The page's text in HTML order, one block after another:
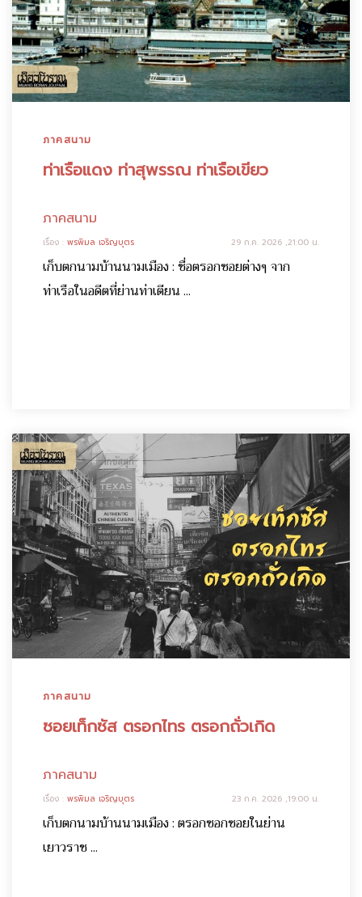
ภาคสนาม
ท่าเรือแดง ท่าสุพรรณ ท่าเรือเขียว
ภาคสนาม
เรื่อง : พรพิมล เจริญบุตร 29 ก.ค. 2026 ,21:00 น.
เก็บตกนามบ้านนามเมือง : ชื่อตรอกซอยต่างๆ จาก
ท่าเรือในอดีตที่ย่านท่าเตียน ...
ภาคสนาม
ซอยเท็กซัส ตรอกไทร ตรอกถั่วเกิด
ภาคสนาม
เรื่อง : พรพิมล เจริญบุตร 23 ก.ค. 2026 ,19:00 น.
เก็บตกนามบ้านนามเมือง : ตรอกซอกซอยในย่าน
เยาวราช ...